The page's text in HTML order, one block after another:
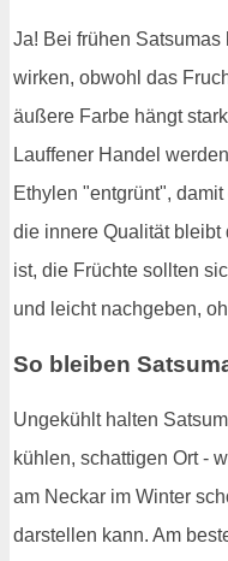
Ja! Bei frühen
wirken, obwohl das
äußere Farbe hängt
Lauffener Handel
Ethylen "entgrünt",
die innere Qualität bleibt
ist, die Früchte sollten
und leicht nachgeben,
So bleiben
Ungekühlt halten
kühlen, schattigen Ort -
am Neckar im Winter
darstellen kann. Am